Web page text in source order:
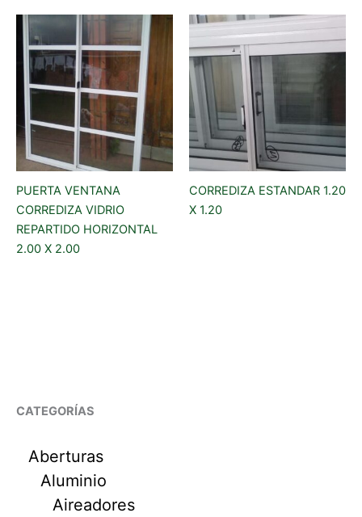
CATEGORÍAS
Aberturas
Aluminio
Aireadores
PUERTA VENTANA
CORREDIZA VIDRIO
REPARTIDO HORIZONTAL
2.00 X 2.00
CORREDIZA ESTANDAR 1.20
X 1.20